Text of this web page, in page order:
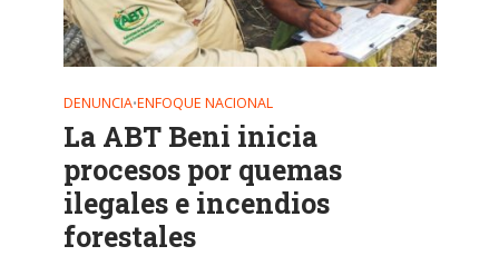
DENUNCIA•ENFOQUE NACIONAL
La ABT Beni inicia
procesos por quemas
ilegales e incendios
forestales